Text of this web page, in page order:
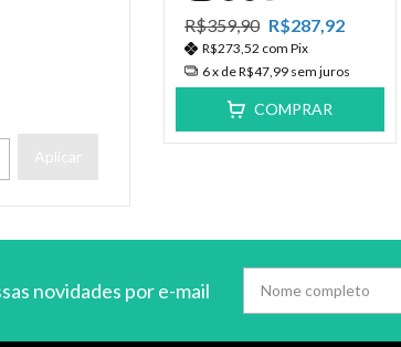
Aplicar
R$359,90 R$287,92
R$273,52 com Pix
6x deR$47,99 sem juros
COMPRAR
novidades por e-mail